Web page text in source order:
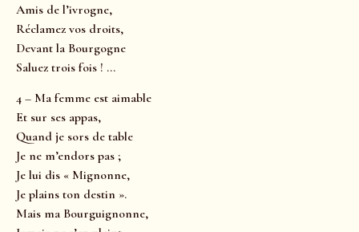
Amis de l’ivrogne,
Réclamez vos droits,
Devant la Bourgogne
Saluez trois fois ! …
4 – Ma femme est aimable
Et sur ses appas,
Quand je sors de table
Je ne m’endors pas ;
Je lui dis « Mignonne,
Je plains ton destin ».
Mais ma Bourguignonne,